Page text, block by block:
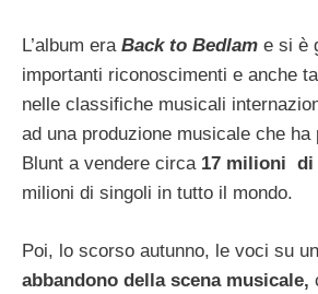
L’album era Back to Bedlam e si è
importanti riconoscimenti e anche
nelle classifiche musicali
ad una produzione musicale che ha
Blunt a vendere circa 17 milioni di
milioni di singoli in tutto il mondo.
Poi, lo scorso autunno, le voci su
abbandono della scena musicale,